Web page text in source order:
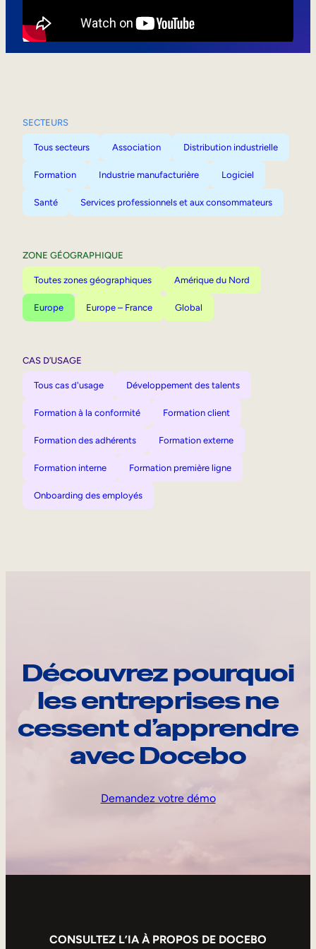
SECTEURS
Tous secteurs Association Distribution industrielle
Formation Industrie manufacturière Logiciel
Santé Services professionnels et aux consommateurs
ZONE GÉOGRAPHIQUE
Toutes zones géographiques Amérique du Nord
Europe Europe – France Global
CAS D’USAGE
Tous cas d'usage Développement des talents
Formation à la conformité Formation client
Formation des adhérents Formation externe
Formation interne Formation première ligne
Onboarding des employés
Découvrez pourquoi
les entreprises ne
cessent d’apprendre
avec Docebo
Demandez votre démo
CONSULTEZ L’IA À PROPOS DE DOCEBO